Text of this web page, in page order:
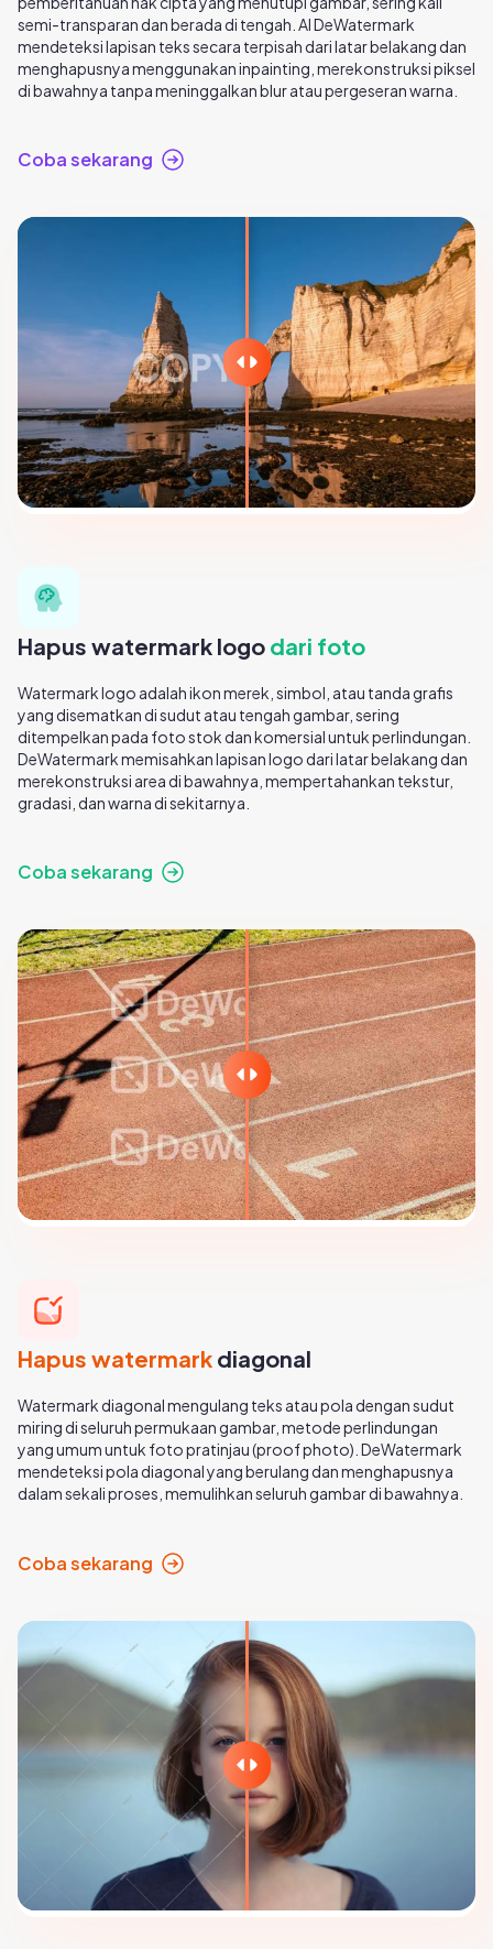
semi-transparan dan berada di tengah. AI DeWatermark
mendeteksi lapisan teks secara terpisah dari latar belakang dan
menghapusnya menggunakan inpainting, merekonstruksi piksel
di bawahnya tanpa meninggalkan blur atau pergeseran warna.
Coba sekarang
Hapus watermark logo dari foto
Watermark logo adalah ikon merek, simbol, atau tanda grafis
yang disematkan di sudut atau tengah gambar, sering
ditempelkan pada foto stok dan komersial untuk perlindungan.
DeWatermark memisahkan lapisan logo dari latar belakang dan
merekonstruksi area di bawahnya, mempertahankan tekstur,
gradasi, dan warna di sekitarnya.
Coba sekarang
Hapus watermark diagonal
Watermark diagonal mengulang teks atau pola dengan sudut
miring di seluruh permukaan gambar, metode perlindungan
yang umum untuk foto pratinjau (proof photo). DeWatermark
mendeteksi pola diagonal yang berulang dan menghapusnya
dalam sekali proses, memulihkan seluruh gambar di bawahnya.
Coba sekarang